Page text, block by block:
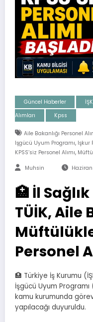
Güncel Haberler
Alımları
Kpss
Aile Bakanlığı Personel
Işgücü Uyum Programı, Işkur
KPSS’siz Personel Alımı,
Muhsin Haziran
🏥 İl
TÜİK, Aile
Personel
🏥 Türkiye İş Kurumu
İşgücü Uyum
kamu kurumunda
yapılacağı duyuruldu.